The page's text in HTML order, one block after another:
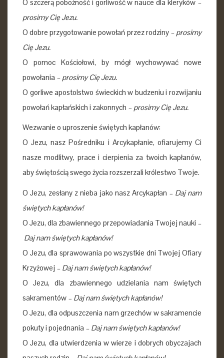
O szczerą pobożność i gorliwość w nauce dla kleryków –
prosimy Cię Jezu.
O dobre przygotowanie powołań przez rodziny – prosimy
Cię Jezu.
O pomoc Kościołowi, by mógł wychowywać nowe
powołania – prosimy Cię Jezu.
O gorliwe apostolstwo świeckich w budzeniu i rozwijaniu
powołań kapłańskich i zakonnych – prosimy Cię Jezu.
Wezwanie o uproszenie świętych kapłanów:
O Jezu, nasz Pośredniku i Arcykapłanie, ofiarujemy Ci
nasze modlitwy, prace i cierpienia za twoich kapłanów,
aby świętością swego życia rozszerzali królestwo Twoje.
O Jezu, zesłany z nieba jako nasz Arcykapłan – Daj nam
świętych kapłanów!
O Jezu, dla zbawiennego przepowiadania Twojej nauki –
Daj nam świętych kapłanów!
O Jezu, dla sprawowania po wszystkie dni Twojej Ofiary
Krzyżowej – Daj nam świętych kapłanów!
O Jezu, dla zbawiennego udzielania nam świętych
sakramentów – Daj nam świętych kapłanów!
O Jezu, dla odpuszczenia nam grzechów w sakramencie
pokuty i pojednania – Daj nam świętych kapłanów!
O Jezu, dla utwierdzenia w wierze i dobrych obyczajach